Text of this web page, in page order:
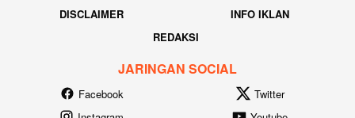
DISCLAIMER
INFO IKLAN
REDAKSI
JARINGAN SOCIAL
Facebook
Twitter